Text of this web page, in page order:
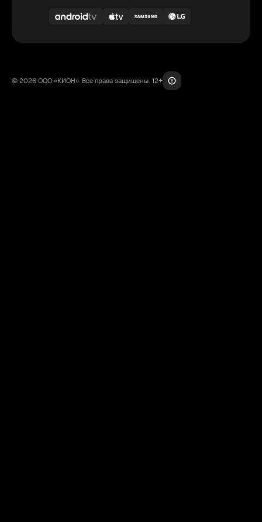
© 2026 ООО «КИОН». Все права защищены. 12+